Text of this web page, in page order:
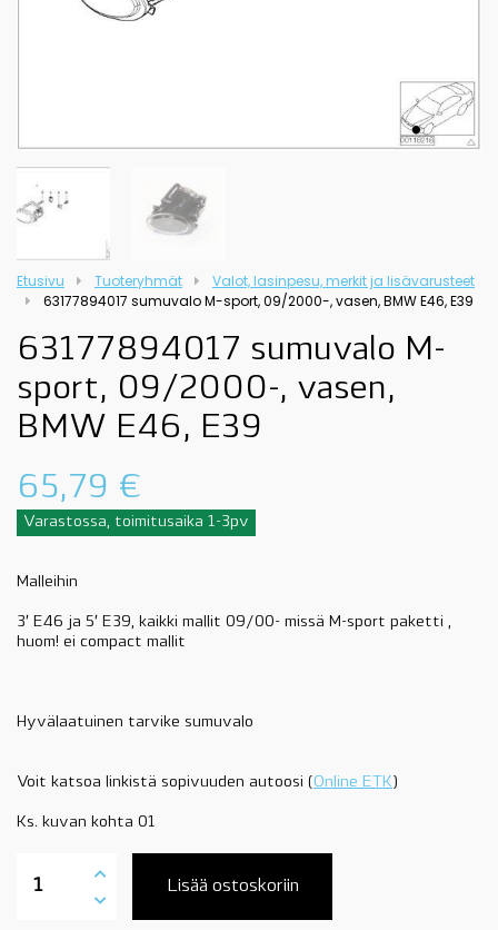
Etusivu Tuoteryhmät
Valot, lasinpesu, merkit ja lisävarusteet
63177894017 sumuvalo M-sport, 09/2000-, vasen, BMW E46, E39
63177894017 sumuvalo M-
sport, 09/2000-, vasen,
BMW E46, E39
65,79 €
Varastossa, toimitusaika 1-3pv
Malleihin
3′ E46 ja 5′ E39, kaikki mallit 09/00- missä M-sport paketti ,
huom! ei compact mallit
Hyvälaatuinen tarvike sumuvalo
Voit katsoa linkistä sopivuuden autoosi ( Online ETK )
Ks. kuvan kohta 01
sumuvalo
Lisää ostoskoriin